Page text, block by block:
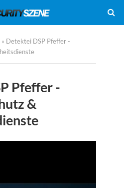
» Detektei DSP Pfeffer -
Pfeffer -
&